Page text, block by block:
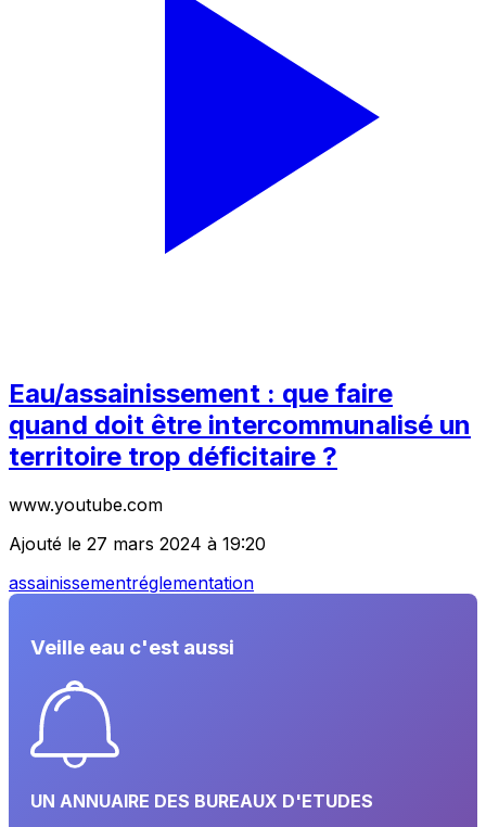
Eau/assainissement : que faire
quand doit être intercommunalisé un
territoire trop déficitaire ?
www.youtube.com
Ajouté le 27 mars 2024 à 19:20
assainissementréglementation
Veille eau c'est aussi
UN ANNUAIRE DES BUREAUX D'ETUDES